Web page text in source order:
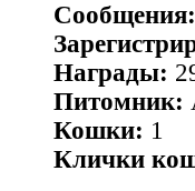
Сообщения:
Награды:
Питомник:
Кошки: 1
Клички